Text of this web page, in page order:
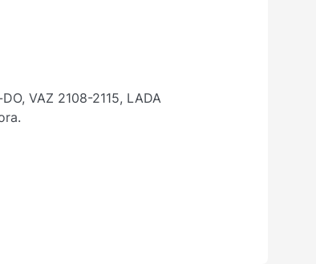
VAZ 2108-2115, LADA